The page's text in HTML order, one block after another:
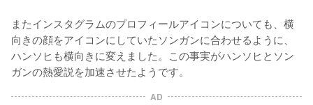
またインスタグラムのプロフィールアイコンについても、横
向きの顔をアイコンにしていたソンガンに合わせるように、
ハンソヒも横向きに変えました。この事実がハンソヒとソン
ガンの熱愛説を加速させたようです。
AD